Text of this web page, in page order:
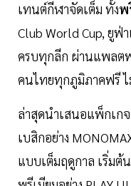
เทนต์กีฬาจัดเต็ม ทั้งพ
Club World Cup, ยู
ครบทุกลีก ผ่านแพลต
คนไทยทุกภูมิภาคฟรี ไ
ล่าสุดนำเสนอแพ็กเก
เบสิกอย่าง
แบบเต็มฤดูกาล เริ่ม